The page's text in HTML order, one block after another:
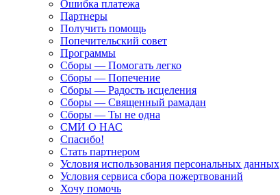
Ошибка платежа
Партнеры
Получить помощь
Попечительский совет
Программы
Сборы — Помогать легко
Сборы — Попечение
Сборы — Радость исцеления
Сборы — Священный рамадан
Сборы — Ты не одна
СМИ О НАС
Спасибо!
Стать партнером
Условия использования персональных данных
Условия сервиса сбора пожертвований
Хочу помочь